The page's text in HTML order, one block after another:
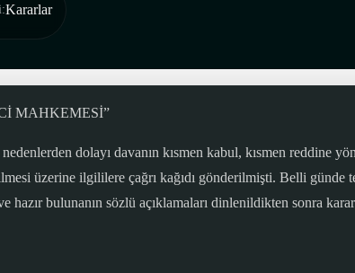
:Kararlar
MAHKEMESİ”
dolayı davanın kısmen kabul, kısmen reddine
üzerine ilgililere çağrı kağıdı gönderilmişti. Belli günde
bulunanın sözlü açıklamaları dinlenildikten sonra